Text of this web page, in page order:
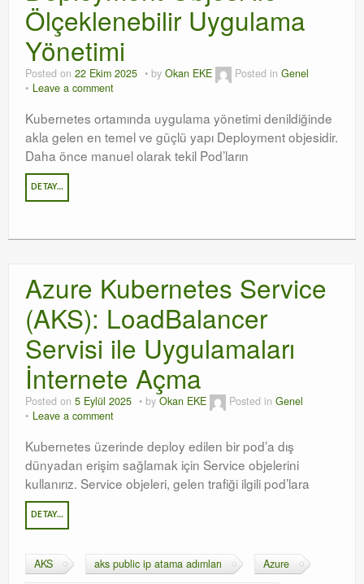
Ölçeklenebilir Uygulama
Yönetimi
Posted on 22 Ekim 2025 by Okan EKE Posted in Genel
Leave a comment
Kubernetes ortamında uygulama yönetimi denildiğinde
akla gelen en temel ve güçlü yapı Deployment objesidir.
Daha önce manuel olarak tekil Pod’ların
DETAY…
Azure Kubernetes Service
(AKS): LoadBalancer
Servisi ile Uygulamaları
İnternete Açma
Posted on 5 Eylül 2025 by Okan EKE Posted in Genel
Leave a comment
Kubernetes üzerinde deploy edilen bir pod’a dış
dünyadan erişim sağlamak için Service objelerini
kullanırız. Service objeleri, gelen trafiği ilgili pod’lara
DETAY…
AKS aks public ip atama adımları
Azure